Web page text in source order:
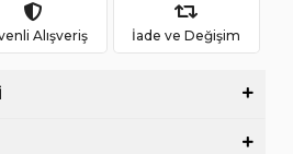
Alışveriş İade ve Değişim